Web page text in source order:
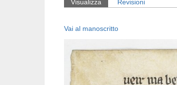
Schede primarie
Visualizza (scheda attiva)
Revisioni
Vai al manoscritto